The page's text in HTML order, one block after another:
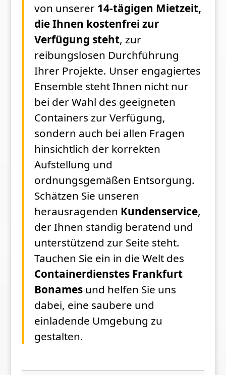
von unserer 14-tägigen Mietzeit,
die Ihnen kostenfrei zur
Verfügung steht, zur
reibungslosen Durchführung
Ihrer Projekte. Unser engagiertes
Ensemble steht Ihnen nicht nur
bei der Wahl des geeigneten
Containers zur Verfügung,
sondern auch bei allen Fragen
hinsichtlich der korrekten
Aufstellung und
ordnungsgemäßen Entsorgung.
Schätzen Sie unseren
herausragenden Kundenservice,
der Ihnen ständig beratend und
unterstützend zur Seite steht.
Tauchen Sie ein in die Welt des
Containerdienstes Frankfurt
Bonamesund helfen Sie uns
dabei, eine saubere und
einladende Umgebung zu
gestalten.